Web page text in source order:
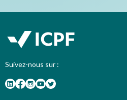
Suivez-nous sur :